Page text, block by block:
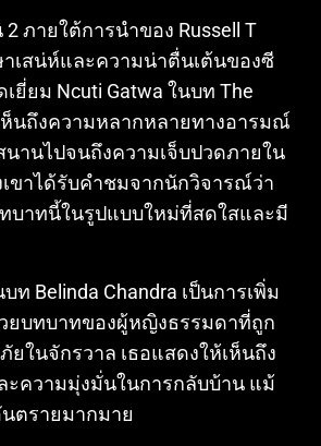
ภายใต้การนำของ Russell T
าเสน่ห์และความน่าตื่นเต้นของซี
ยี่ยม Ncuti Gatwa ในบท The
ห็นถึงความหลากหลายทางอารมณ์
านไปจนถึงความเจ็บปวดภายใน
ขาได้รับคำชมจากนักวิจารณ์ว่า
บาทนี้ในรูปแบบใหม่ที่สดใสและมี
ท Belinda Chandra เป็นการเพิ่ม
ยบทบาทของผู้หญิงธรรมดาที่ถูก
ยในจักรวาล เธอแสดงให้เห็นถึง
ความมุ่งมั่นในการกลับบ้าน แม้
ตรายมากมาย